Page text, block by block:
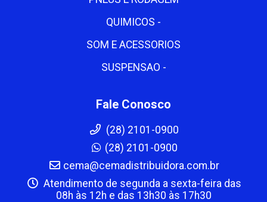
QUIMICOS -
SOM E ACESSORIOS
SUSPENSAO -
Fale Conosco
(28) 2101-0900
(28) 2101-0900
cema@cemadistribuidora.com.br
Atendimento de segunda a sexta-feira das
08h às 12h e das 13h30 às 17h30